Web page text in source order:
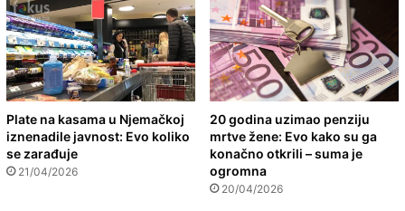
Plate na kasama u Njemačkoj
iznenadile javnost: Evo koliko
se zarađuje
21/04/2026
20 godina uzimao penziju
mrtve žene: Evo kako su ga
konačno otkrili – suma je
ogromna
20/04/2026